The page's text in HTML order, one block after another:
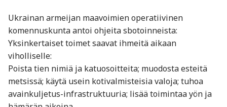
Ukrainan armeijan maavoimien operatiivinen
komennuskunta antoi ohjeita sbotoinneista:
Yksinkertaiset toimet saavat ihmeitä aikaan
viholliselle:
Poista tien nimiä ja katuosoitteita; muodosta esteitä
metsissä; käytä usein kotivalmisteisia valoja; tuhoa
avainkuljetus-infrastruktuuria; lisää toimintaa yön ja